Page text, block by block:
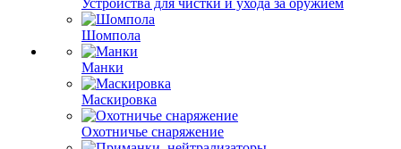
Устройства для чистки и ухода за оружием
Шомпола
Манки
Маскировка
Охотничье снаряжение